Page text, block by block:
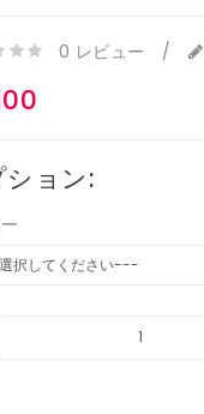
0 レビュー /
ション: